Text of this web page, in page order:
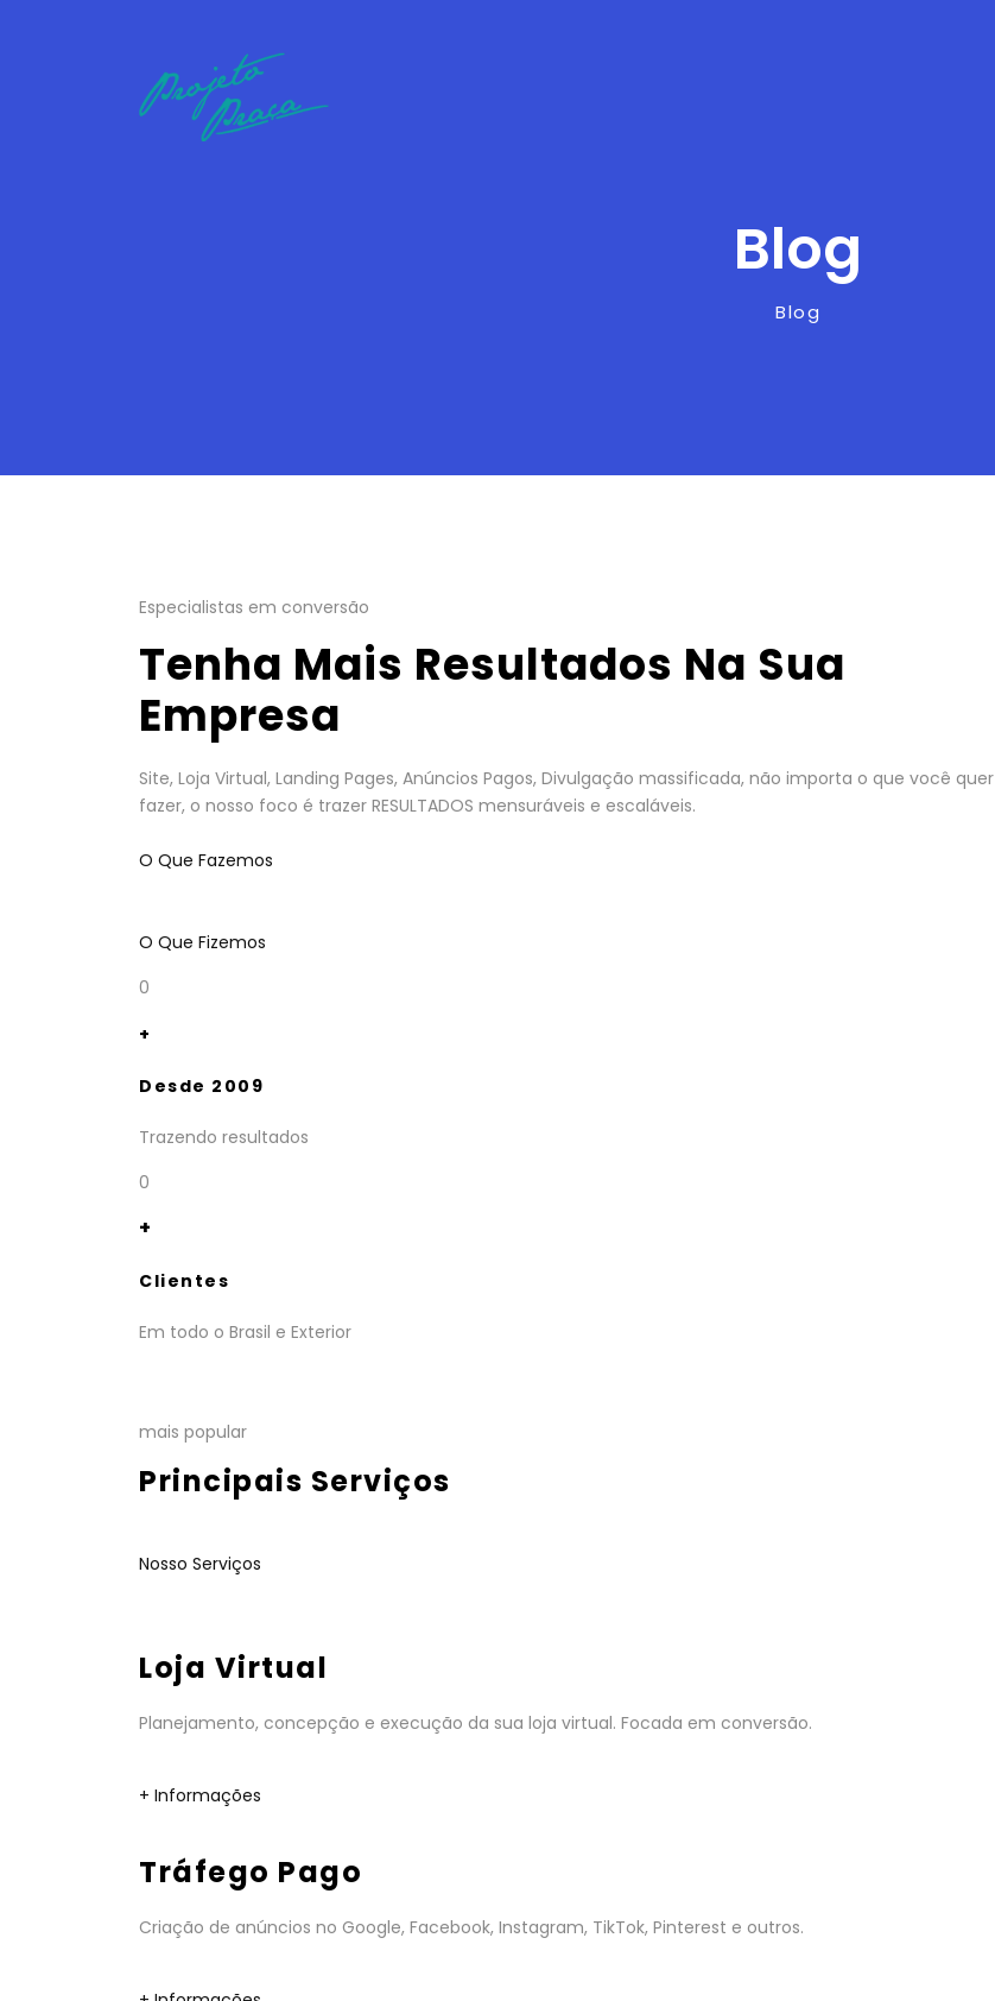
Blog
Blog
Especialistas em conversão
Tenha Mais Resultados Na Sua
Empresa
Site, Loja Virtual, Landing Pages, Anúncios Pagos, Divulgação massificada, não importa o que você quer
fazer, o nosso foco é trazer RESULTADOS mensuráveis e escaláveis.
O Que Fazemos
O Que Fizemos
0
+
Desde 2009
Trazendo resultados
0
+
Clientes
Em todo o Brasil e Exterior
mais popular
Principais Serviços
Nosso Serviços
Loja Virtual
Planejamento, concepção e execução da sua loja virtual. Focada em conversão.
+ Informações
Tráfego Pago
Criação de anúncios no Google, Facebook, Instagram, TikTok, Pinterest e outros.